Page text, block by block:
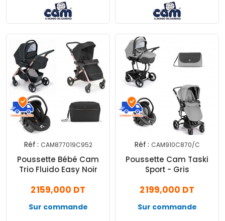
Réf : CAM877019C952
Poussette Bébé Cam
Trio Fluido Easy Noir
2 159,000 DT
Sur commande
Réf : CAM910C870/C
Poussette Cam Taski
Sport - Gris
2 199,000 DT
Sur commande